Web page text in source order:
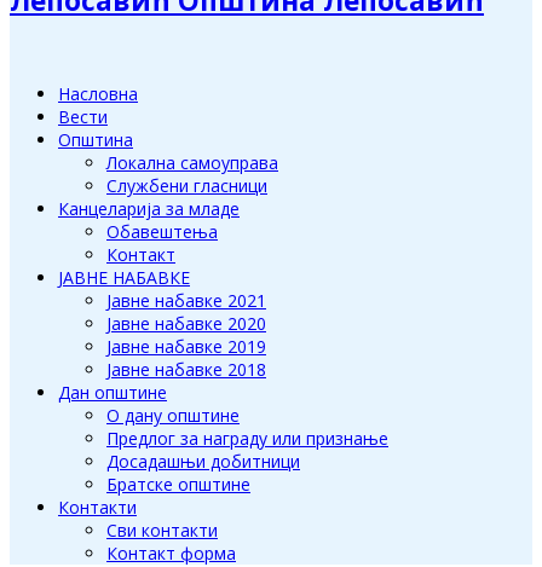
Насловна
Вести
Општина
Локална самоуправа
Службени гласници
Канцеларија за младе
Обавештења
Контакт
ЈАВНЕ НАБАВКЕ
Јавне набавке 2021
Јавне набавке 2020
Јавне набавке 2019
Јавне набавке 2018
Дан општине
О дану општине
Предлог за награду или признање
Досадашњи добитници
Братске општине
Контакти
Сви контакти
Контакт форма